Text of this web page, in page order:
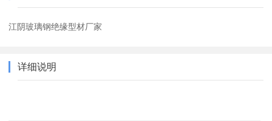
江阴玻璃钢绝缘型材厂家
详细说明